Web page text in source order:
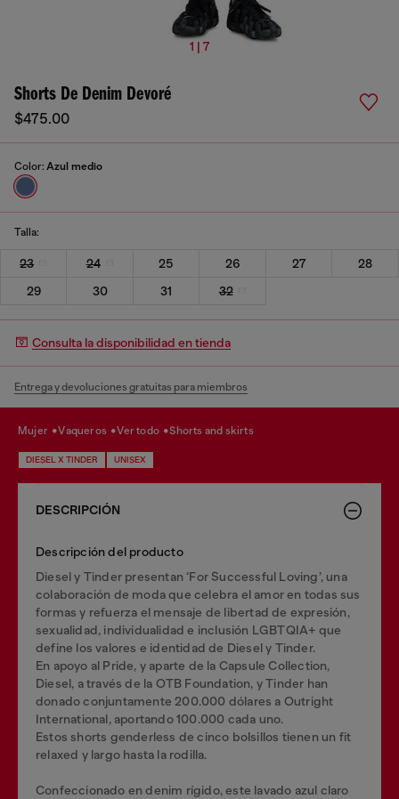
1 | 7
Shorts De Denim Devoré
$475.00
Color: Azul medio
Talla:
23 24 25 26 27
28
29
30 31 32
Consulta la disponibilidad en tienda
Entrega y devoluciones gratuitas para miembros
mujer vaqueros ver todo shorts and skirts
DIESEL X TINDER UNISEX
DESCRIPCIÓN
Descripción del producto
Diesel y Tinder presentan ‘For Successful Loving’, una
colaboración de moda que celebra el amor en todas sus
formas y refuerza el mensaje de libertad de expresión,
sexualidad, individualidad e inclusión LGBTQIA+ que
define los valores e identidad de Diesel y Tinder.
En apoyo al Pride, y aparte de la Capsule Collection,
Diesel, a través de la OTB Foundation, y Tinder han
donado conjuntamente 200.000 dólares a Outright
International, aportando 100.000 cada uno.
Estos shorts genderless de cinco bolsillos tienen un fit
relaxed y largo hasta la rodilla.
Confeccionado en denim rígido, este lavado azul claro